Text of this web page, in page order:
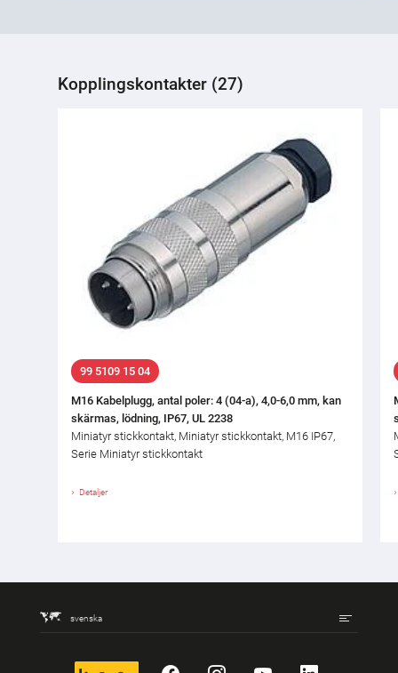
Kopplingskontakter (27)
99 5109 15 04
M16 Kabelplugg, antal poler: 4 (04-a), 4,0-6,0 mm, kan
skärmas, lödning, IP67, UL 2238
Miniatyr stickkontakt, Miniatyr stickkontakt, M16 IP67,
Serie Miniatyr stickkontakt
Detaljer
svenska